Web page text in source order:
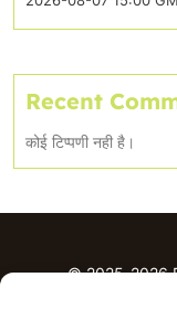
Recent
कोई टिप्पणी नही है।
© 2025-2026